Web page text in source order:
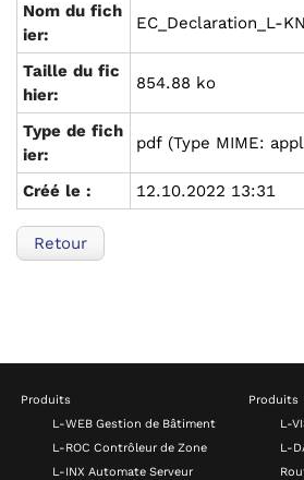
Nom du fich
ier:
EC_Declaration_L-
Taille du fic
hier:
854.88 ko
Type de fich
ier:
pdf (Type MIME:
Créé le : 12.10.2022 13:31
Retour
Produits
L-WEB Gestion de Bâtiment
L-ROC Contrôleur de Zone
L-INX Automate Serveur
Produits
L-
L-